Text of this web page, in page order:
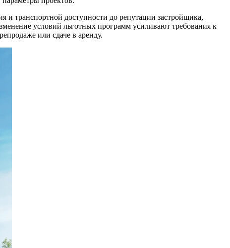
и транспортной доступности до репутации застройщика,
условий льготных программ усиливают требования к
или сдаче в аренду.